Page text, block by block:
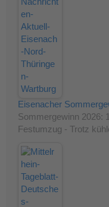
Eisenacher
Sommergewinn 2026:
Festumzug - Trotz